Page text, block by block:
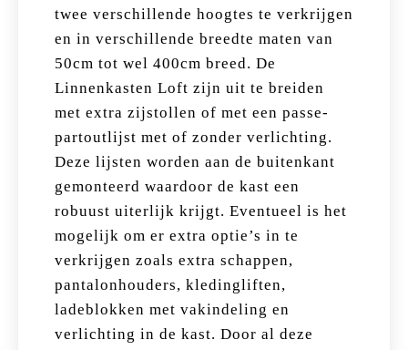
twee verschillende hoogtes te verkrijgen
en in verschillende breedte maten van
50cm tot wel 400cm breed. De
Linnenkasten Loft zijn uit te breiden
met extra zijstollen of met een passe-
partoutlijst met of zonder verlichting.
Deze lijsten worden aan de buitenkant
gemonteerd waardoor de kast een
robuust uiterlijk krijgt. Eventueel is het
mogelijk om er extra optie’s in te
verkrijgen zoals extra schappen,
pantalonhouders, kledingliften,
ladeblokken met vakindeling en
verlichting in de kast. Door al deze